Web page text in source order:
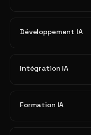
Développement IA
Intégration IA
Formation IA